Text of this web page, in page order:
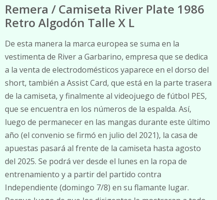
Remera / Camiseta River Plate 1986
Retro Algodón Talle X L
De esta manera la marca europea se suma en la
vestimenta de River a Garbarino, empresa que se dedica
a la venta de electrodomésticos yaparece en el dorso del
short, también a Assist Card, que está en la parte trasera
de la camiseta, y finalmente al videojuego de fútbol PES,
que se encuentra en los números de la espalda. Así,
luego de permanecer en las mangas durante este último
año (el convenio se firmó en julio del 2021), la casa de
apuestas pasará al frente de la camiseta hasta agosto
del 2025. Se podrá ver desde el lunes en la ropa de
entrenamiento y a partir del partido contra
Independiente (domingo 7/8) en su flamante lugar.